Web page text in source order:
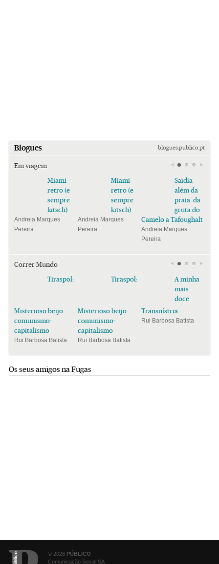
Blogues blogues.publico.pt
Em viagem
Miami
retro (e
sempre
kitsch)
Andreia Marques
Pereira
Miami
retro (e
sempre
kitsch)
Andreia Marques
Pereira
Saïdia
além da
praia: da
gruta do
Camelo a Tafoughalt
Andreia Marques
Pereira
Correr Mundo
Tiraspol:
Misterioso beijo
comunismo-
capitalismo
Rui Barbosa Batista
Tiraspol:
Misterioso beijo
comunismo-
capitalismo
Rui Barbosa Batista
A minha
mais
doce
Transnístria
Rui Barbosa Batista
Os seus amigos na Fugas
© 2026 PÚBLICO
Comunicação Social SA